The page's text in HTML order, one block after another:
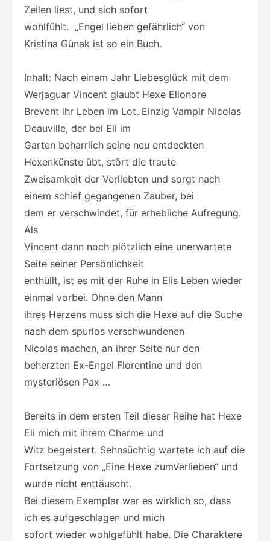
Zeilen liest, und sich sofort
wohlfühlt. „Engel lieben gefährlich“ von
Kristina Günak ist so ein Buch.
Inhalt: Nach einem Jahr Liebesglück mit dem
Werjaguar Vincent glaubt Hexe Elionore
Brevent ihr Leben im Lot. Einzig Vampir Nicolas
Deauville, der bei Eli im
Garten beharrlich seine neu entdeckten
Hexenkünste übt, stört die traute
Zweisamkeit der Verliebten und sorgt nach
einem schief gegangenen Zauber, bei
dem er verschwindet, für erhebliche Aufregung.
Als
Vincent dann noch plötzlich eine unerwartete
Seite seiner Persönlichkeit
enthüllt, ist es mit der Ruhe in Elis Leben wieder
einmal vorbei. Ohne den Mann
ihres Herzens muss sich die Hexe auf die Suche
nach dem spurlos verschwundenen
Nicolas machen, an ihrer Seite nur den
beherzten Ex-Engel Florentine und den
mysteriösen Pax …
Bereits in dem ersten Teil dieser Reihe hat Hexe
Eli mich mit ihrem Charme und
Witz begeistert. Sehnsüchtig wartete ich auf die
Fortsetzung von „Eine Hexe zumVerlieben“ und
wurde nicht enttäuscht.
Bei diesem Exemplar war es wirklich so, dass
ich es aufgeschlagen und mich
sofort wieder wohlgefühlt habe. Die Charaktere